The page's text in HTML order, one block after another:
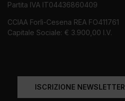
Partita IVA IT04436860409
CCIAA Forlì-Cesena REA FO411761
Capitale Sociale: € 3.900,00 I.V.
ISCRIZIONE NEWSLETTER